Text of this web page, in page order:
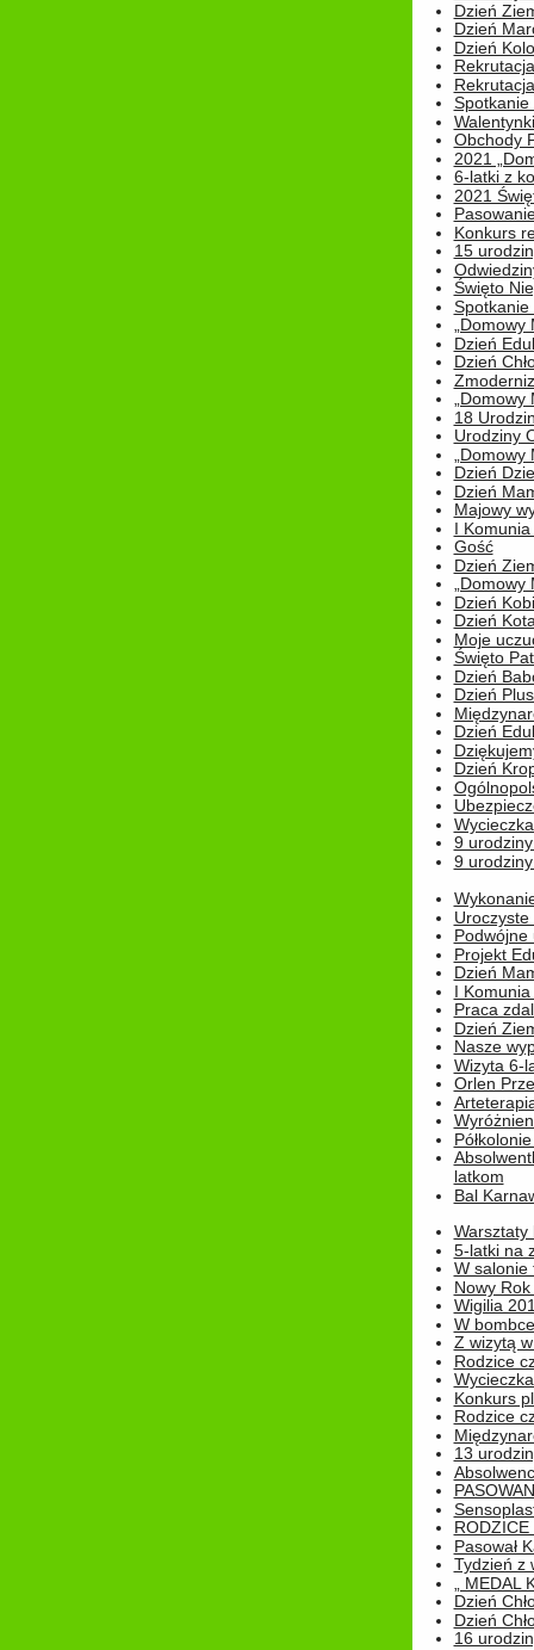
Dzień
Dzień
Dzień
Rekrutacja
Spotkanie
Obchody
2021
6-latki z
2021
Konkurs
15
Święto
Spotkanie
Dzień
Dzień
18
Urodziny
Dzień
Dzień
Majowy
I
Gość
Dzień
Dzień
Dzień
Moje
Święto
Dzień
Dzień
Dzień
Dzień
9
9
Podwójne
Projekt
Dzień
I
Praca
Dzień
Nasze
Wizyta 6-
Orlen
latkom
Bal
Warsztaty
5-latki na
W salonie
Nowy
Wigilia
W bombce
Z wizytą
Rodzice
Konkurs
Rodzice
13
Pasował
Tydzień z
„
Dzień
Dzień
16